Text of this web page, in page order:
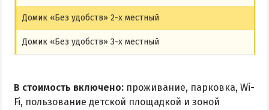
Домик «Без удобств» 2-х местный
Домик «Без удобств» 3-х местный
В стоимость включено: проживание, парковка, Wi-
Fi, пользование детской площадкой и зоной